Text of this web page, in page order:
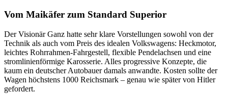
Vom Maikäfer zum Standard Superior
Der Visionär Ganz hatte sehr klare Vorstellungen sowohl von der
Technik als auch vom Preis des idealen Volkswagens: Heckmotor,
leichtes Rohrrahmen-Fahrgestell, flexible Pendelachsen und eine
stromlinienförmige Karosserie. Alles progressive Konzepte, die
kaum ein deutscher Autobauer damals anwandte. Kosten sollte der
Wagen höchstens 1000 Reichsmark – genau wie später von Hitler
gefordert.